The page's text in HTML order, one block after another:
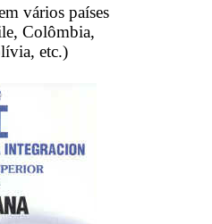
vários países
Colômbia,
etc.)